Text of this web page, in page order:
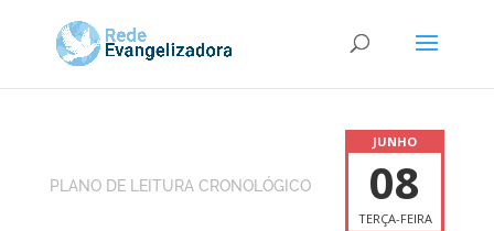
PLANO DE LEITURA CRONOLÓGICO
JUNHO
08
TERÇA-FEIRA